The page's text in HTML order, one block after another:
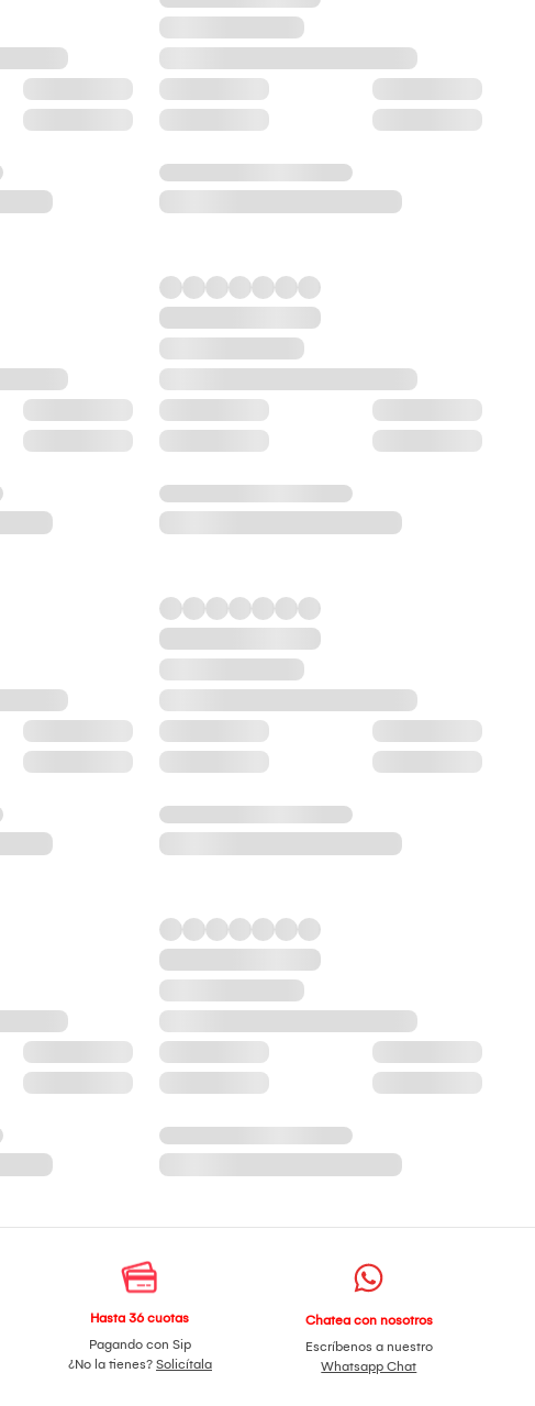
Hasta 36 cuotas
Pagando con Sip
¿No la tienes? Solicítala
Chatea con nosotros
Escríbenos a nuestro
Whatsapp Chat